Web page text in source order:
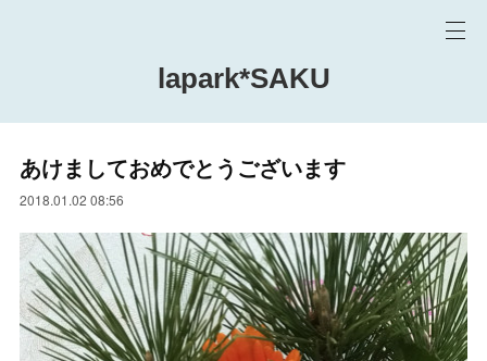
lapark*SAKU
あけましておめでとうございます
2018.01.02 08:56